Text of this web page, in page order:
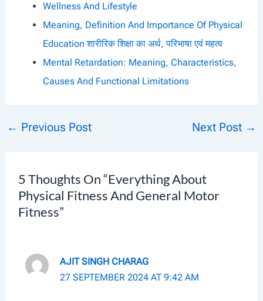
Wellness And Lifestyle
Meaning, Definition And Importance Of Physical
Education शारीरिक शिक्षा का अर्थ, परिभाषा एवं महत्व
Mental Retardation: Meaning, Characteristics,
Causes And Functional Limitations
Post
← Previous Post Next Post →
5 Thoughts On “Everything About
Physical Fitness And General Motor
Fitness”
AJIT SINGH CHARAG
27 SEPTEMBER 2024 AT 9:42 AM